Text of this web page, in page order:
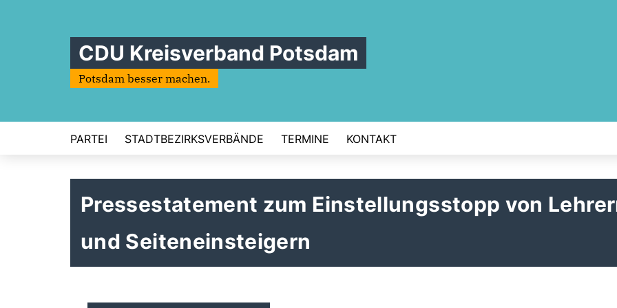
CDU Kreisverband Potsdam
Potsdam besser machen.
PARTEI STADTBEZIRKSVERBÄNDE TERMINE KONTAKT
Pressestatement zum Einstellungsstopp von
und Seiteneinsteigern